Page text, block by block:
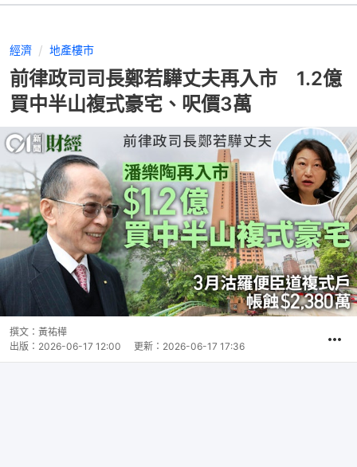
經濟 地產樓市
前律政司司長鄭若驊丈夫再入市 1.2億
買中半山複式豪宅、呎價3萬
撰文： 黃祐樺
出版： 2026-06-17 12:00 更新： 2026-06-17 17:36